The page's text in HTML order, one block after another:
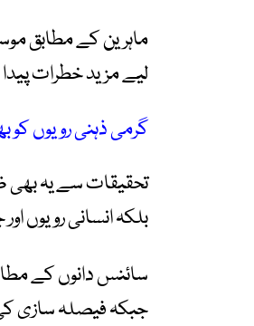
ماہرین کے مطابق
لیے مزید خطرات
گرمی ذہنی رویوں
تحقیقات سے یہ بھی
بلکہ انسانی رویوں
سائنس دانوں کے
جبکہ فیصلہ سازی